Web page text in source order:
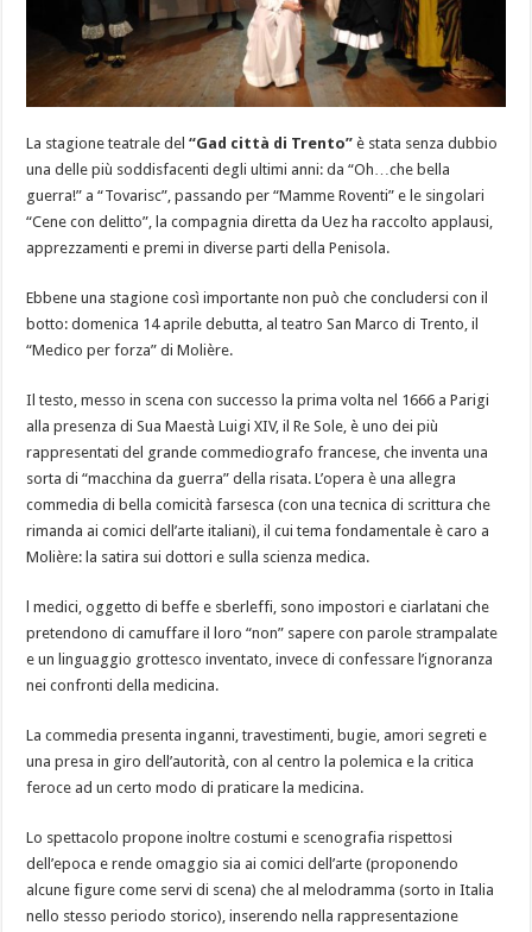
La stagione teatrale del“Gad città di Trento” è stata senza dubbio
una delle più soddisfacenti degli ultimi anni: da “Oh…che bella
guerra!” a “Tovarisc”, passando per “Mamme Roventi” e le singolari
“Cene con delitto”, la compagnia diretta da Uez ha raccolto applausi,
apprezzamenti e premi in diverse parti della Penisola.
Ebbene una stagione così importante non può che concludersi con il
botto: domenica 14 aprile debutta, al teatro San Marco di Trento, il
“Medico per forza” di Molière.
Il testo, messo in scena con successo la prima volta nel 1666 a Parigi
alla presenza di Sua Maestà Luigi XIV, il Re Sole, è uno dei più
rappresentati del grande commediografo francese, che inventa una
sorta di “macchina da guerra” della risata. L’opera è una allegra
commedia di bella comicità farsesca (con una tecnica di scrittura che
rimanda ai comici dell’arte italiani), il cui tema fondamentale è caro a
Molière: la satira sui dottori e sulla scienza medica.
l medici, oggetto di beffe e sberleffi, sono impostori e ciarlatani che
pretendono di camuffare il loro “non” sapere con parole strampalate
e un linguaggio grottesco inventato, invece di confessare l’ignoranza
nei confronti della medicina.
La commedia presenta inganni, travestimenti, bugie, amori segreti e
una presa in giro dell’autorità, con al centro la polemica e la critica
feroce ad un certo modo di praticare la medicina.
Lo spettacolo propone inoltre costumi e scenografia rispettosi
dell’epoca e rende omaggio sia ai comici dell’arte (proponendo
alcune figure come servi di scena) che al melodramma (sorto in Italia
nello stesso periodo storico), inserendo nella rappresentazione